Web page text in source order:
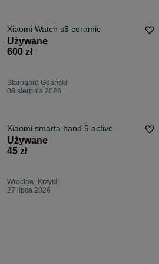
Xiaomi Watch s5 ceramic
Używane
600 zł
Starogard Gdański
08 sierpnia 2026
Xiaomi smarta band 9 active
Używane
45 zł
Wrocław, Krzyki
27 lipca 2026